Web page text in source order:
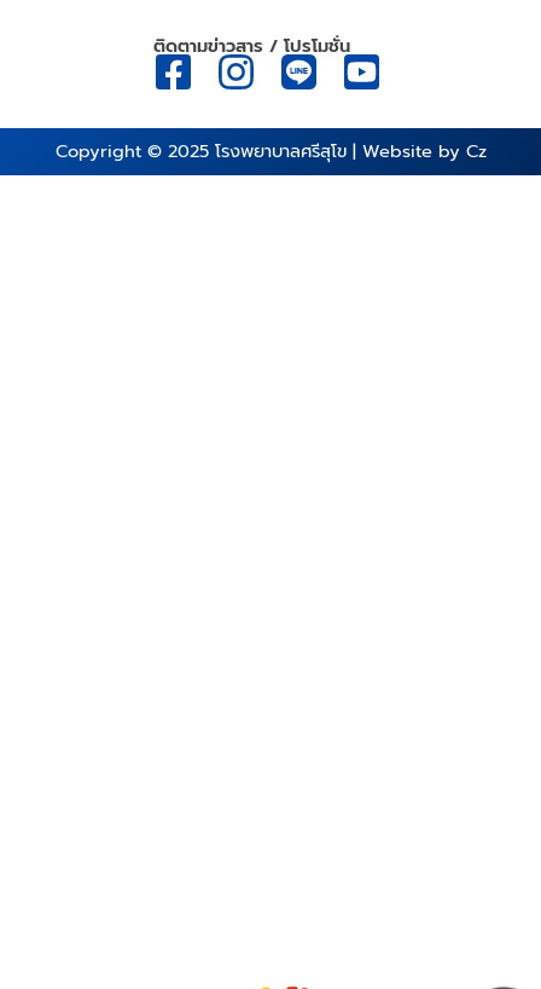
ติดตามข่าวสาร / โปรโมชั่น
Copyright © 2025 โรงพยาบาลศรีสุโข| Website by Cz